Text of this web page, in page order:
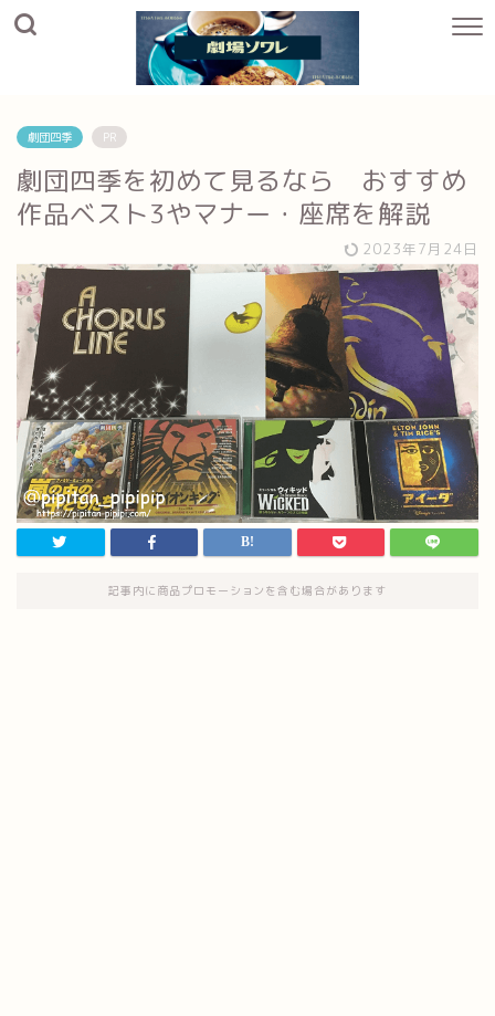
劇団四季 PR
劇団四季を初めて見るなら おすすめ
作品ベスト3やマナー・座席を解説
2023年7月24日
記事内に商品プロモーションを含む場合があります